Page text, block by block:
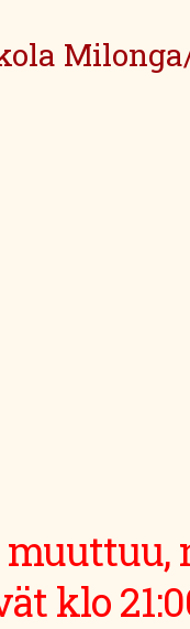
klo